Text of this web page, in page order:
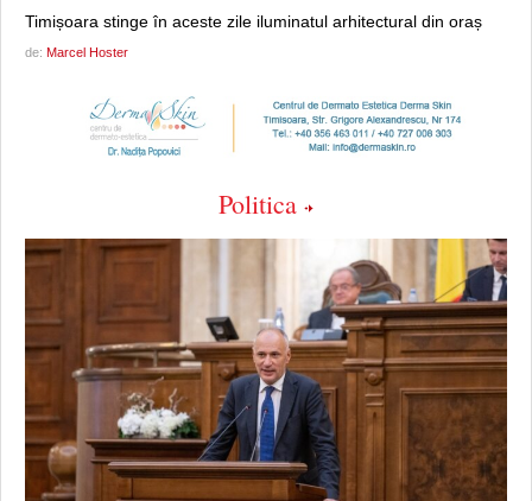
Timișoara stinge în aceste zile iluminatul arhitectural din oraș
de: Marcel Hoster
Politica